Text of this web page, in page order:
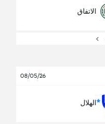
الاتفاق
08/05/26
الهلال